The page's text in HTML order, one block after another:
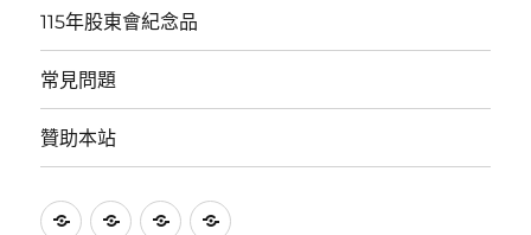
115年股東會紀念品
常見問題
贊助本站
115 115 常 贊